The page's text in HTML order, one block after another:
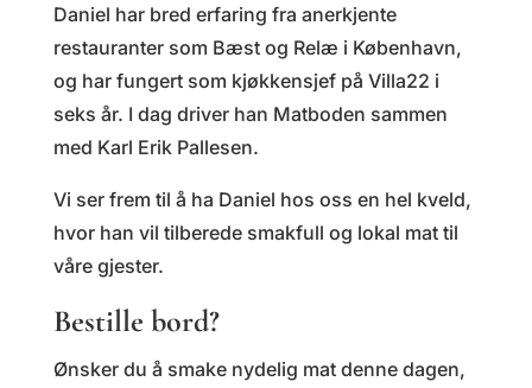
Daniel har bred erfaring fra anerkjente
restauranter som Bæst og Relæ i København,
og har fungert som kjøkkensjef på Villa22 i
seks år. I dag driver han Matboden sammen
med Karl Erik Pallesen.
Vi ser frem til å ha Daniel hos oss en hel kveld,
hvor han vil tilberede smakfull og lokal mat til
våre gjester.
Bestille bord?
Ønsker du å smake nydelig mat denne dagen,